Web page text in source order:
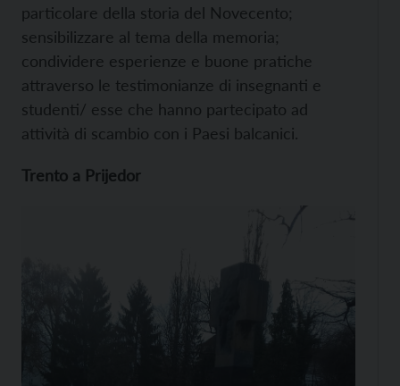
particolare della storia del Novecento;
sensibilizzare al tema della memoria;
condividere esperienze e buone pratiche
attraverso le testimonianze di insegnanti e
studenti/ esse che hanno partecipato ad
attività di scambio con i Paesi balcanici.
Trento a Prijedor